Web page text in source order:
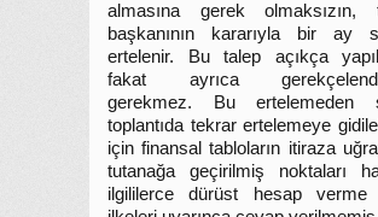
almasına gerek olmaksızın,
başkanının kararıyla bir ay
ertelenir. Bu talep açıkça
fakat ayrıca
gerekmez. Bu ertelemeden
toplantıda tekrar ertelemeye
için finansal tabloların itiraza
tutanağa geçirilmiş noktaları
ilgililerce dürüst hesap verme